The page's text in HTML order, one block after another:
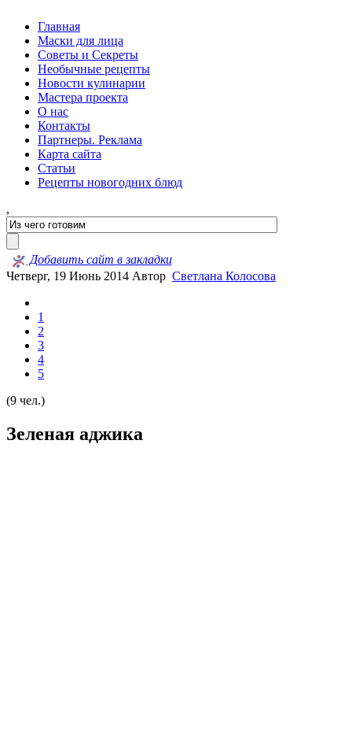
Главная
Маски для лица
Советы и Секреты
Необычные рецепты
Новости кулинарии
Мастера проекта
О нас
Контакты
Партнеры. Реклама
Карта сайта
Статьи
Рецепты новогодних блюд
,
Добавить сайт в закладки
Четверг, 19 Июнь 2014 Автор Светлана Колосова
1
2
3
4
5
(9 чел.)
Зеленая аджика